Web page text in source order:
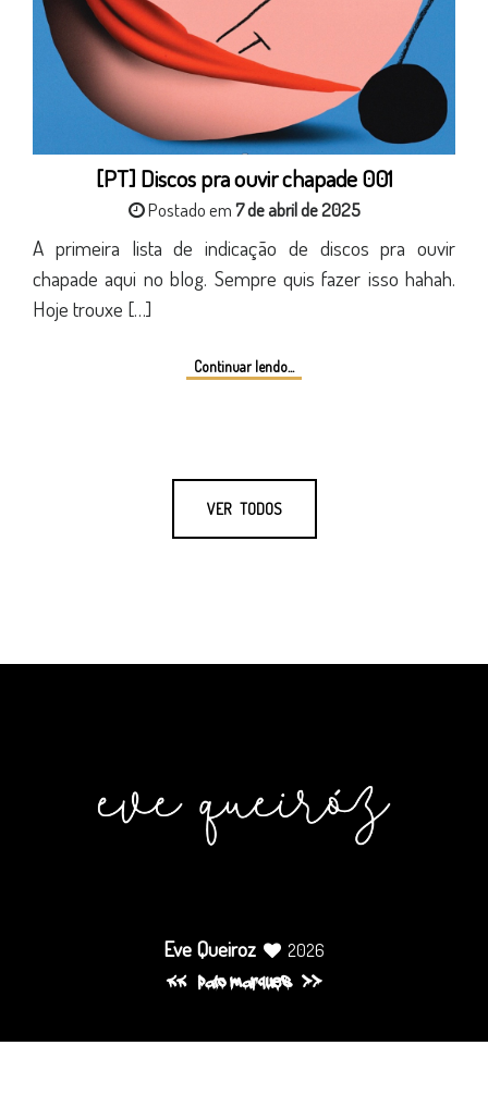
[PT] Discos pra ouvir chapade 001
Postado em7 de abril de 2025
A primeira lista de indicação de discos pra ouvir
chapade aqui no blog. Sempre quis fazer isso hahah.
Hoje trouxe […]
Continuar lendo...
VER TODOS
Eve Queiroz 2026
pato marques